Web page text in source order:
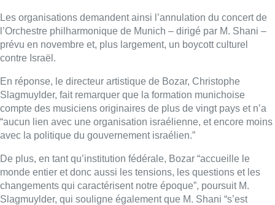
Les organisations demandent ainsi l’annulation du concert de
l’Orchestre philharmonique de Munich – dirigé par M. Shani –
prévu en novembre et, plus largement, un boycott culturel
contre Israël.
En réponse, le directeur artistique de Bozar, Christophe
Slagmuylder, fait remarquer que la formation munichoise
compte des musiciens originaires de plus de vingt pays et n’a
“aucun lien avec une organisation israélienne, et encore moins
avec la politique du gouvernement israélien.”
De plus, en tant qu’institution fédérale, Bozar “accueille le
monde entier et donc aussi les tensions, les questions et les
changements qui caractérisent notre époque”, poursuit M.
Slagmuylder, qui souligne également que M. Shani “s’est